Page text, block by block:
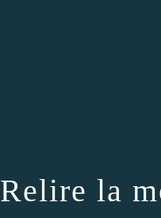
Relire la